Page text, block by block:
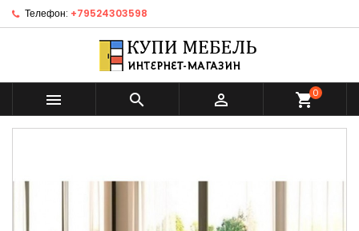
Телефон: +79524303598
   shopping_cart0